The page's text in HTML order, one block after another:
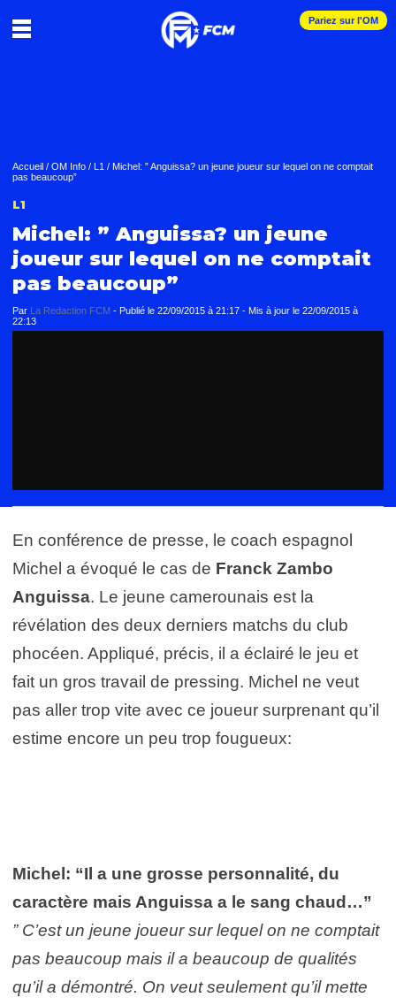
Pariez sur l'OM
Accueil / OM Info / L1 / Michel: ” Anguissa? un jeune joueur sur lequel on ne comptait
pas beaucoup”
L1
Michel: ” Anguissa? un jeune
joueur sur lequel on ne comptait
pas beaucoup”
Par La Redaction FCM - Publié le 22/09/2015 à 21:17 - Mis à jour le 22/09/2015 à
22:13
En conférence de presse, le coach espagnol
Michel a évoqué le cas de Franck Zambo
Anguissa. Le jeune camerounais est la
révélation des deux derniers matchs du club
phocéen. Appliqué, précis, il a éclairé le jeu et
fait un gros travail de pressing. Michel ne veut
pas aller trop vite avec ce joueur surprenant qu’il
estime encore un peu trop fougueux:
Michel: “Il a une grosse personnalité, du
caractère mais Anguissa a le sang chaud…”
” C’est un jeune joueur sur lequel on ne comptait
pas beaucoup mais il a beaucoup de qualités
qu’il a démontré. On veut seulement qu’il mette